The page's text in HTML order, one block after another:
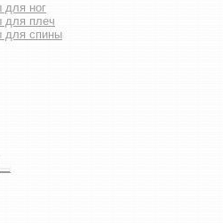
для ног
для плеч
для спины